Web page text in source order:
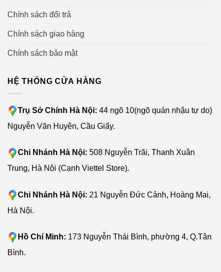
Chính sách đổi trả
Chính sách giao hàng
Chính sách bảo mật
HỆ THỐNG CỬA HÀNG
Trụ Sở Chính Hà Nội: 44 ngõ 10(ngõ quán nhậu tự do)
Nguyễn Văn Huyên, Cầu Giấy.
Chi Nhánh Hà Nội: 508 Nguyễn Trãi, Thanh Xuân
Trung, Hà Nội (Cạnh Viettel Store).
Chi Nhánh Hà Nội: 21 Nguyễn Đức Cảnh, Hoàng Mai,
Hà Nội.
Hồ Chí Minh: 173 Nguyễn Thái Bình, phường 4, Q.Tân
Bình.